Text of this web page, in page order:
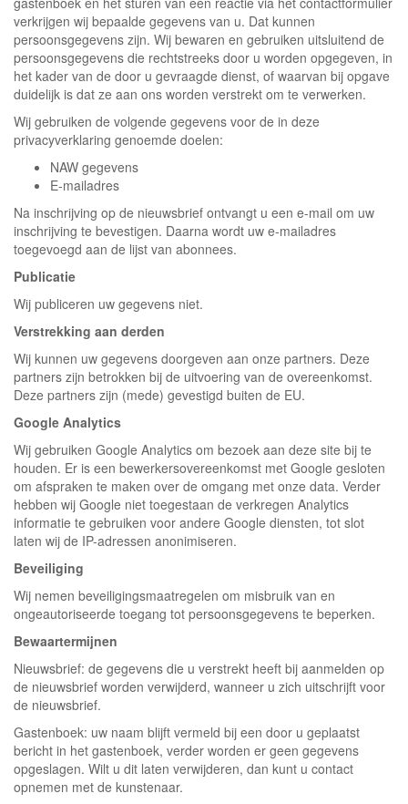
verkrijgen wij bepaalde gegevens van u. Dat kunnen
persoonsgegevens zijn. Wij bewaren en gebruiken uitsluitend de
persoonsgegevens die rechtstreeks door u worden opgegeven, in
het kader van de door u gevraagde dienst, of waarvan bij opgave
duidelijk is dat ze aan ons worden verstrekt om te verwerken.
Wij gebruiken de volgende gegevens voor de in deze
privacyverklaring genoemde doelen:
NAW gegevens
E-mailadres
Na inschrijving op de nieuwsbrief ontvangt u een e-mail om uw
inschrijving te bevestigen. Daarna wordt uw e-mailadres
toegevoegd aan de lijst van abonnees.
Publicatie
Wij publiceren uw gegevens niet.
Verstrekking aan derden
Wij kunnen uw gegevens doorgeven aan onze partners. Deze
partners zijn betrokken bij de uitvoering van de overeenkomst.
Deze partners zijn (mede) gevestigd buiten de EU.
Google Analytics
Wij gebruiken Google Analytics om bezoek aan deze site bij te
houden. Er is een bewerkersovereenkomst met Google gesloten
om afspraken te maken over de omgang met onze data. Verder
hebben wij Google niet toegestaan de verkregen Analytics
informatie te gebruiken voor andere Google diensten, tot slot
laten wij de IP-adressen anonimiseren.
Beveiliging
Wij nemen beveiligingsmaatregelen om misbruik van en
ongeautoriseerde toegang tot persoonsgegevens te beperken.
Bewaartermijnen
Nieuwsbrief: de gegevens die u verstrekt heeft bij aanmelden op
de nieuwsbrief worden verwijderd, wanneer u zich uitschrijft voor
de nieuwsbrief.
Gastenboek: uw naam blijft vermeld bij een door u geplaatst
bericht in het gastenboek, verder worden er geen gegevens
opgeslagen. Wilt u dit laten verwijderen, dan kunt u contact
opnemen met de kunstenaar.